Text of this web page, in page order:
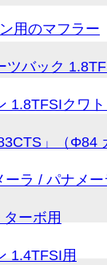
用のマフラー
ツバック
1.8TFSIクワ
」（Φ84
ーラ / パナメ
ーボ用
1.4TFSI用